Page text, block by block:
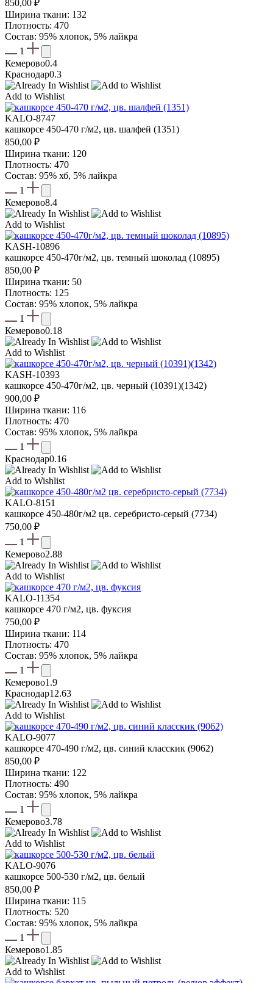
850,00 ₽
Ширина ткани: 132
Плотность: 470
Состав: 95% хлопок, 5% лайкра
1
Кемерово0.4
Краснодар0.3
Add to Wishlist
KALO-8747
кашкорсе 450-470 г/м2, цв. шалфей (1351)
850,00 ₽
Ширина ткани: 120
Плотность: 470
Состав: 95% хб, 5% лайкра
1
Кемерово8.4
Add to Wishlist
KASH-10896
кашкорсе 450-470г/м2, цв. темный шоколад (10895)
850,00 ₽
Ширина ткани: 50
Плотность: 125
Состав: 95% хлопок, 5% лайкра
1
Кемерово0.18
Add to Wishlist
KASH-10393
кашкорсе 450-470г/м2, цв. черный (10391)(1342)
900,00 ₽
Ширина ткани: 116
Плотность: 470
Состав: 95% хлопок, 5% лайкра
1
Краснодар0.16
Add to Wishlist
KALO-8151
кашкорсе 450-480г/м2 цв. серебристо-серый (7734)
750,00 ₽
1
Кемерово2.88
Add to Wishlist
KALO-11354
кашкорсе 470 г/м2, цв. фуксия
750,00 ₽
Ширина ткани: 114
Плотность: 470
Состав: 95% хлопок, 5% лайкра
1
Кемерово1.9
Краснодар12.63
Add to Wishlist
KALO-9077
кашкорсе 470-490 г/м2, цв. синий класскик (9062)
850,00 ₽
Ширина ткани: 122
Плотность: 490
Состав: 95% хлопок, 5% лайкра
1
Кемерово3.78
Add to Wishlist
KALO-9076
кашкорсе 500-530 г/м2, цв. белый
850,00 ₽
Ширина ткани: 115
Плотность: 520
Состав: 95% хлопок, 5% лайкра
1
Кемерово1.85
Add to Wishlist